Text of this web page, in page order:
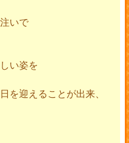
いで
い姿を
を迎えることが出来、